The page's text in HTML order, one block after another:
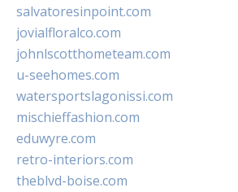
salvatoresinpoint.com
jovialfloralco.com
johnlscotthometeam.com
u-seehomes.com
watersportslagonissi.com
mischieffashion.com
eduwyre.com
retro-interiors.com
theblvd-boise.com